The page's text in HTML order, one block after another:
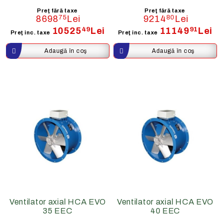
Preţ fără taxe
869875 Lei
Preţ inc. taxe 10525 49 Lei
Preţ fără taxe
921480 Lei
Preţ inc. taxe 11149 91 Lei
Ventilator axial HCA EVO
35 EEC
Ventilator axial HCA EVO
40 EEC